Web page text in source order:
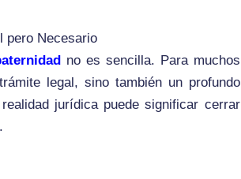
pero Necesario
no es sencilla. Para muchos
legal, sino también un profundo
jurídica puede significar cerrar